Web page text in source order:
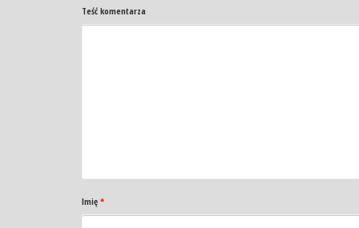
Teść komentarza
Imię *